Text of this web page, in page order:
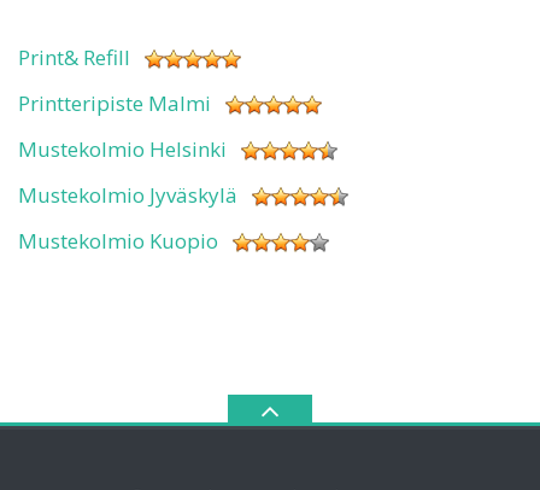
Print& Refill
Printteripiste Malmi
Mustekolmio Helsinki
Mustekolmio Jyväskylä
Mustekolmio Kuopio